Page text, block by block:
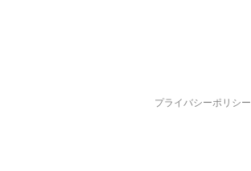
プライバシーポリシー